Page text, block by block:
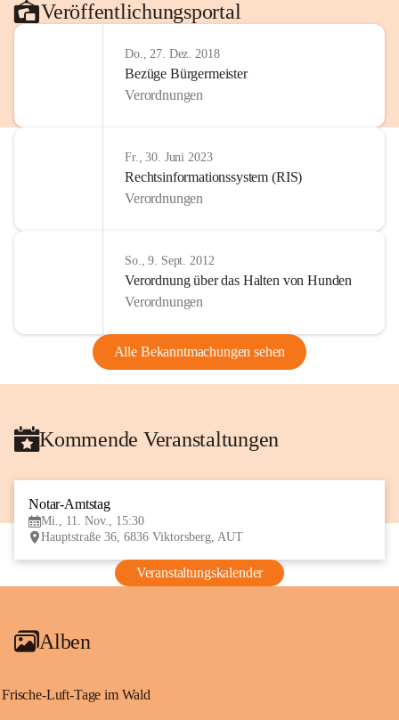
Veröffentlichungsportal
Do., 27. Dez. 2018
Bezüge Bürgermeister
Verordnungen
Fr., 30. Juni 2023
Rechtsinformationssystem (RIS)
Verordnungen
So., 9. Sept. 2012
Verordnung über das Halten von Hunden
Verordnungen
Alle Bekanntmachungen sehen
Kommende Veranstaltungen
Notar-Amtstag
Mi., 11. Nov., 15:30
Hauptstraße 36, 6836 Viktorsberg, AUT
Veranstaltungskalender
Alben
Frische-Luft-Tage im Wald